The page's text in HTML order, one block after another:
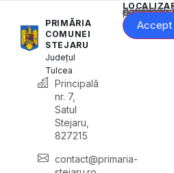
PRIMĂRIA
COMUNEI
STEJARU
Județul
Tulcea
Principală
nr. 7,
Satul
Stejaru,
827215
contact@primaria-
Acest conținut este blocat până când acceptați categoria corespunzătoare de cookie-uri.
Accept